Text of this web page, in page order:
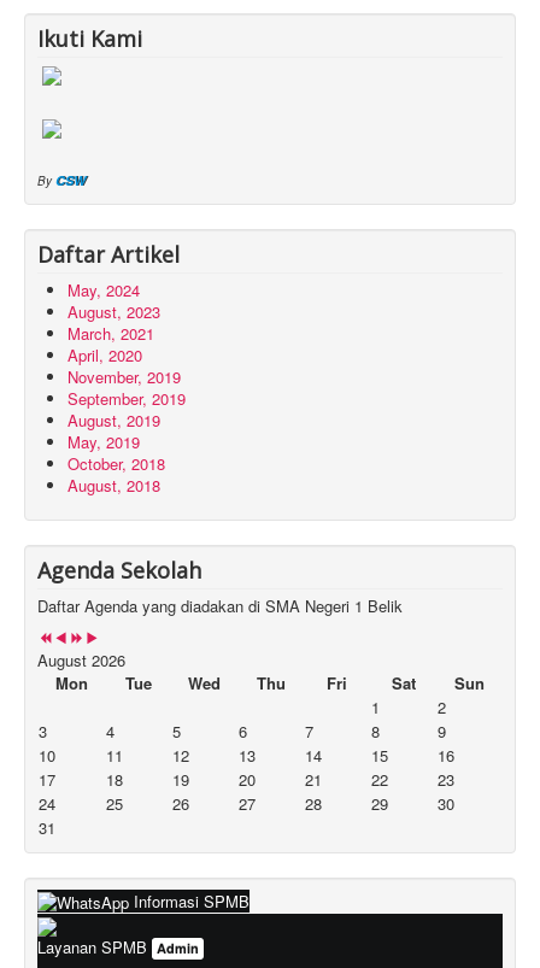
Ikuti Kami
ByCSW
Daftar Artikel
May, 2024
August, 2023
March, 2021
April, 2020
November, 2019
September, 2019
August, 2019
May, 2019
October, 2018
August, 2018
Agenda Sekolah
Daftar Agenda yang diadakan di SMA Negeri 1 Belik
August 2026
Mon
Tue Wed Thu Fri Sat
Sun
1
2
3
4 5 6 7 8
9
10
11 12 13 14 15
16
17
18 19 20 21 22
23
24
25 26 27 28 29
30
31
Informasi SPMB
Layanan SPMB Admin